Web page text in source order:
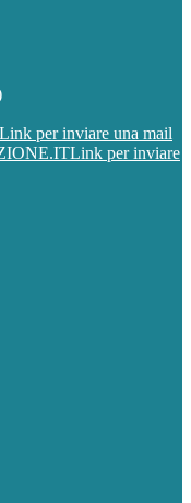
Link per inviare una mail
Link per inviare